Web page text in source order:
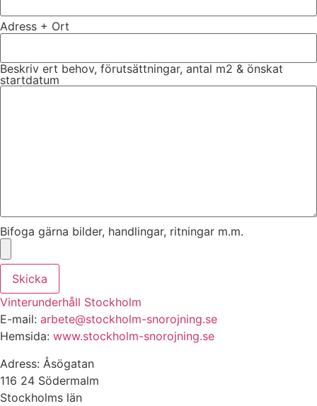
Adress + Ort
Beskriv ert behov, förutsättningar, antal m2 & önskat
startdatum
Bifoga gärna bilder, handlingar, ritningar m.m.
Skicka
Vinterunderhåll Stockholm
E-mail: arbete@stockholm-snorojning.se
Hemsida: www.stockholm-snorojning.se
Adress: Åsögatan
116 24 Södermalm
Stockholms län